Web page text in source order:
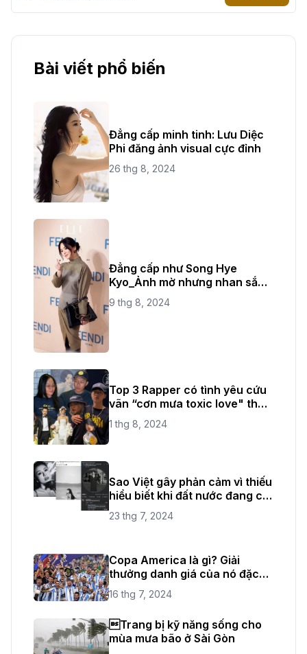
Bài viết phổ biến
Đẳng cấp minh tinh: Lưu Diệc
Phi đăng ảnh visual cực đỉnh
26 thg 8, 2024
Đẳng cấp như Song Hye
Kyo_Ảnh mờ nhưng nhan sắc
không bao giờ mờ
9 thg 8, 2024
Top 3 Rapper có tình yêu cứu
vãn “cơn mưa toxic love" thời
gian vừa qua
1 thg 8, 2024
Sao Việt gây phản cảm vì thiếu
hiểu biết khi đất nước đang có
quốc tang
23 thg 7, 2024
Copa America là gì? Giải
thưởng danh giá của nó đặc
biệt như thế nào?
16 thg 7, 2024
Trang bị kỹ năng sống cho
mùa mưa bão ở Sài Gòn